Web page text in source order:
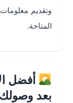
وتقديم معلومات
المتاحة.
أفضل
بعد وصولك